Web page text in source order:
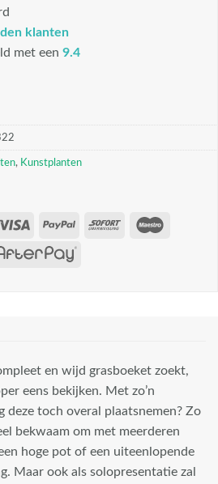
klanten
met een 9.4
, Kunstplanten
en wijd grasboeket zoekt,
eens bekijken. Met zo’n
deze toch overal plaatsnemen? Zo
bekwaam om met meerderen
hoge pot of een uiteenlopende
Maar ook als solopresentatie zal